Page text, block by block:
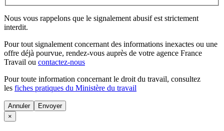
Nous vous rappelons que le signalement abusif est strictement
interdit.
Pour tout signalement concernant des informations inexactes ou une
offre déjà pourvue, rendez-vous auprès de votre agence France
Travail ou contactez-nous
Pour toute information concernant le droit du travail, consultez
les fiches pratiques du Ministère du travail
Annuler
×